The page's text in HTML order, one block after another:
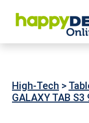
High-Tech >
GALAXY TAB S3